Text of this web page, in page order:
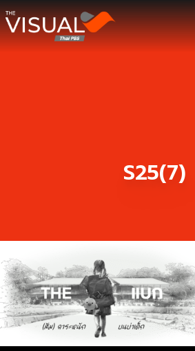
ข้ามไปยังเนื้อหา
S25(7)